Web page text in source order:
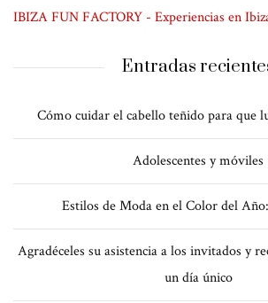
IBIZA FUN FACTORY - Experiencias en
Entradas
Cómo cuidar el cabello teñido para que
Adolescentes y móviles
Estilos de Moda en el Color del
Agradéceles su asistencia a los invitados y
un día único